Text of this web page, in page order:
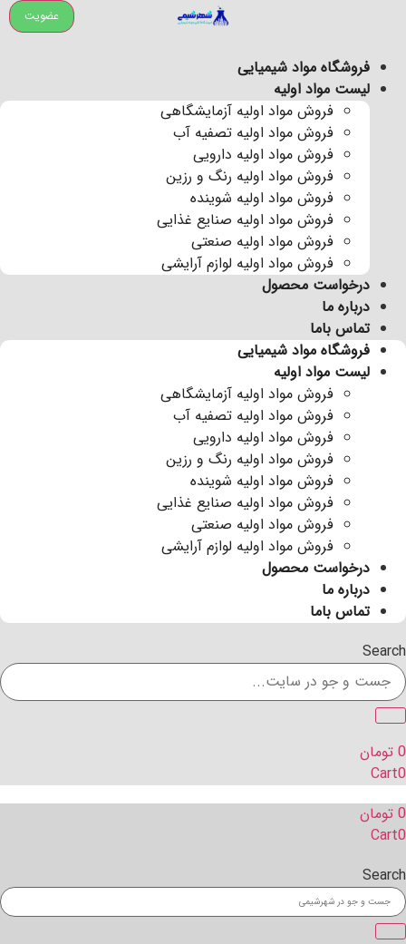
فروشگاه مواد شیمیایی
لیست مواد اولیه
فروش مواد اولیه آزمایشگاهی
فروش مواد اولیه تصفیه آب
فروش مواد اولیه دارویی
فروش مواد اولیه رنگ و رزین
فروش مواد اولیه شوینده
فروش مواد اولیه صنایع غذایی
فروش مواد اولیه صنعتی
فروش مواد اولیه لوازم آرایشی
درخواست محصول
درباره ما
تماس باما
فروشگاه مواد شیمیایی
لیست مواد اولیه
فروش مواد اولیه آزمایشگاهی
فروش مواد اولیه تصفیه آب
فروش مواد اولیه دارویی
فروش مواد اولیه رنگ و رزین
فروش مواد اولیه شوینده
فروش مواد اولیه صنایع غذایی
فروش مواد اولیه صنعتی
فروش مواد اولیه لوازم آرایشی
درخواست محصول
درباره ما
تماس باما
Search
0 تومان
0
Cart
0 تومان
0
Cart
Search
عضویت